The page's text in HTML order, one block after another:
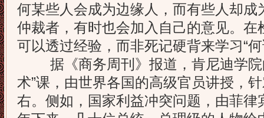
何某些人会成为边缘人，而有些人却成
仲裁者，有时也会加入自己的意见。在
可以透过经验，而非死记硬背来学习“
据《商务周刊》报道，肯尼迪学院
术”课，由世界各国的高级官员讲授，
右。侧如，国家利益冲突问题，由菲